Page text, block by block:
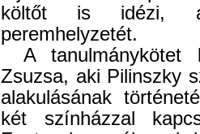
költőt is idézi, a
peremhelyzetét.
A tanulmánykötet
Zsuzsa, aki Pilinszky
alakulásának
két színházzal